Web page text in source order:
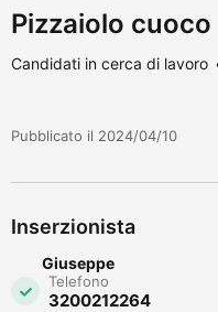
Pizzaiolo cuoco
Candidati in cerca di lavoro
Pubblicato il 2024/04/10
Inserzionista
Giuseppe
Telefono
3200212264